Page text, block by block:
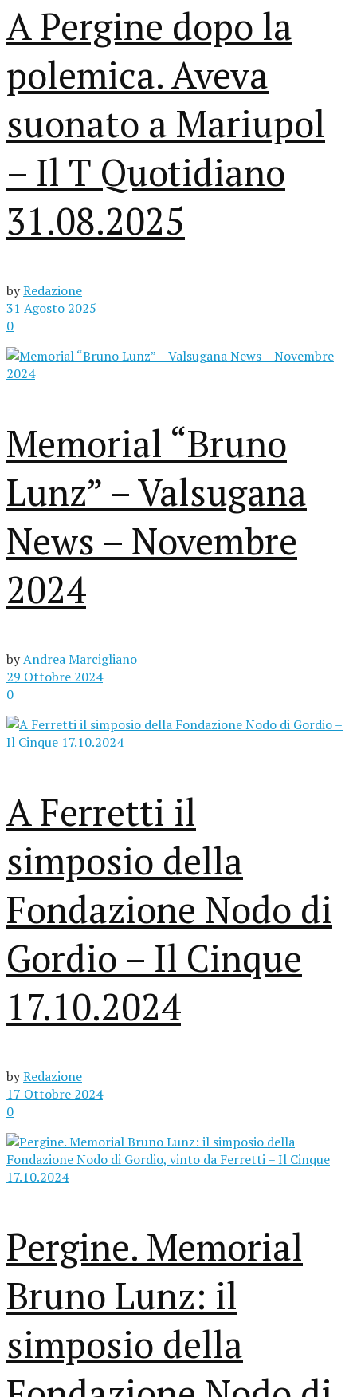
A Pergine dopo la
polemica. Aveva
suonato a Mariupol
– Il T Quotidiano
31.08.2025
byRedazione
31 Agosto 2025
0
Memorial “Bruno
Lunz” – Valsugana
News – Novembre
2024
byAndrea Marcigliano
29 Ottobre 2024
0
A Ferretti il
simposio della
Fondazione Nodo di
Gordio – Il Cinque
17.10.2024
byRedazione
17 Ottobre 2024
0
Pergine. Memorial
Bruno Lunz: il
simposio della